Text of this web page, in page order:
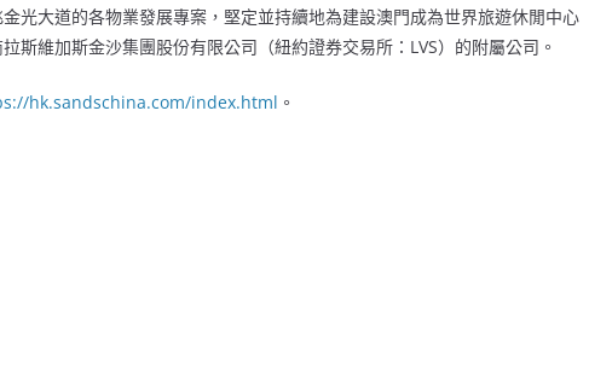
光大道的各物業發展專案，堅定並持續地為建設澳門成為世界旅遊休閒中心
斯維加斯金沙集團股份有限公司（紐約證券交易所：LVS）的附屬公司。
hk.sandschina.com/index.html 。